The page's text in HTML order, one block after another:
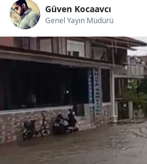
Güven Kocaavcı
Genel Yayın Müdürü